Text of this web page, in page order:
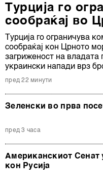
Турција го
сообраќај во
Турција го ограничува
сообраќај кон Црното
загриженост на владата
украински напади врз
пред 22 минути
Зеленски во прва
пред 3 часа
Американскиот Сенат
кон Русија